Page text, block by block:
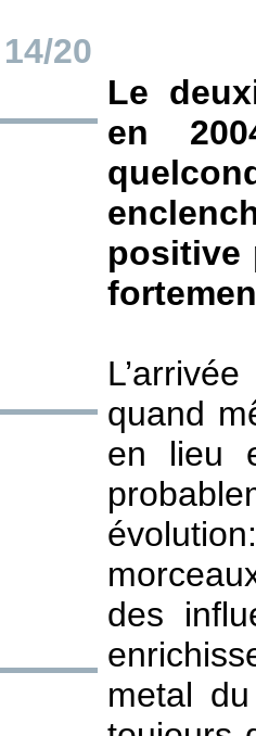
14/20
Le
en
positive
quand
en lieu
des
metal